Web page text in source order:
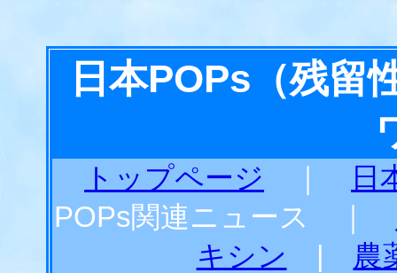
日本POPs（残留
トップページ
日
POPs関連ニュース ｜
キシン
農